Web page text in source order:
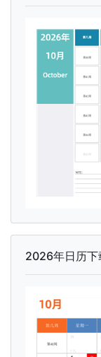
2026年日历